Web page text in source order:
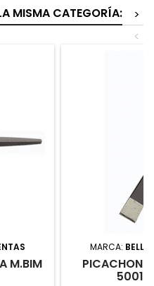
MISMA CATEGORÍA:
>
<
M.BIM
MARCA:
PICACHON
5001-